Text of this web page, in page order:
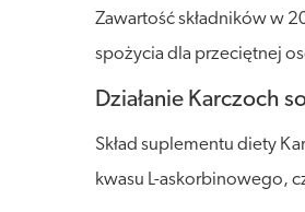
Zawartość składników w
spożycia dla przeciętnej
Działanie Karczoch
Skład suplementu diety
kwasu L-askorbinowego,